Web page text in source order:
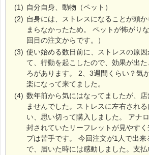
(1) 自分自身、動物（ペット）
(2) 自身には、ストレスになることが頭
まらなかったため。 ペットが怖がり
回目の注文からです。）
(3) 使い始める数日前に、ストレスの原
て、行動を起こしたので、効果が出
ろがあります。 2、3週間くらい？気
楽になって来てました。
(4) 数年前から気にはなってましたが、
ませんでした。ストレスに左右され
い、思い切って購入しました。 アナ
封されていたリーフレットが見やす
ブは苦手です。 今回注文が1人で出
で、届いた時には感動しました。支